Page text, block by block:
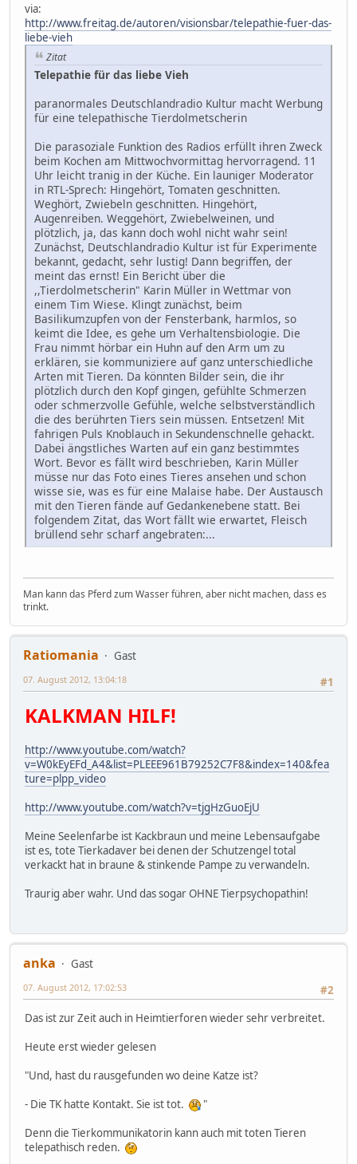
via:
http://www.freitag.de/autoren/visionsbar/telepathie-fuer-das-
liebe-vieh
Zitat
Telepathie für das liebe Vieh
paranormales Deutschlandradio Kultur macht Werbung
für eine telepathische Tierdolmetscherin
Die parasoziale Funktion des Radios erfüllt ihren Zweck
beim Kochen am Mittwochvormittag hervorragend. 11
Uhr leicht tranig in der Küche. Ein launiger Moderator
in RTL-Sprech: Hingehört, Tomaten geschnitten.
Weghört, Zwiebeln geschnitten. Hingehört,
Augenreiben. Weggehört, Zwiebelweinen, und
plötzlich, ja, das kann doch wohl nicht wahr sein!
Zunächst, Deutschlandradio Kultur ist für Experimente
bekannt, gedacht, sehr lustig! Dann begriffen, der
meint das ernst! Ein Bericht über die
,,Tierdolmetscherin" Karin Müller in Wettmar von
einem Tim Wiese. Klingt zunächst, beim
Basilikumzupfen von der Fensterbank, harmlos, so
keimt die Idee, es gehe um Verhaltensbiologie. Die
Frau nimmt hörbar ein Huhn auf den Arm um zu
erklären, sie kommuniziere auf ganz unterschiedliche
Arten mit Tieren. Da könnten Bilder sein, die ihr
plötzlich durch den Kopf gingen, gefühlte Schmerzen
oder schmerzvolle Gefühle, welche selbstverständlich
die des berührten Tiers sein müssen. Entsetzen! Mit
fahrigen Puls Knoblauch in Sekundenschnelle gehackt.
Dabei ängstliches Warten auf ein ganz bestimmtes
Wort. Bevor es fällt wird beschrieben, Karin Müller
müsse nur das Foto eines Tieres ansehen und schon
wisse sie, was es für eine Malaise habe. Der Austausch
mit den Tieren fände auf Gedankenebene statt. Bei
folgendem Zitat, das Wort fällt wie erwartet, Fleisch
brüllend sehr scharf angebraten:...
Man kann das Pferd zum Wasser führen, aber nicht machen, dass es
trinkt.
Ratiomania
Gast
#1
07. August 2012, 13:04:18
KALKMAN HILF!
http://www.youtube.com/watch?
v=W0kEyEFd_A4&list=PLEEE961B79252C7F8&index=140&fea
ture=plpp_video
http://www.youtube.com/watch?v=tjgHzGuoEjU
Meine Seelenfarbe ist Kackbraun und meine Lebensaufgabe
ist es, tote Tierkadaver bei denen der Schutzengel total
verkackt hat in braune & stinkende Pampe zu verwandeln.
Traurig aber wahr. Und das sogar OHNE Tierpsychopathin!
anka
Gast
#2
07. August 2012, 17:02:53
Das ist zur Zeit auch in Heimtierforen wieder sehr verbreitet.
Heute erst wieder gelesen
"Und, hast du rausgefunden wo deine Katze ist?
- Die TK hatte Kontakt. Sie ist tot.
"
Denn die Tierkommunikatorin kann auch mit toten Tieren
telepathisch reden.